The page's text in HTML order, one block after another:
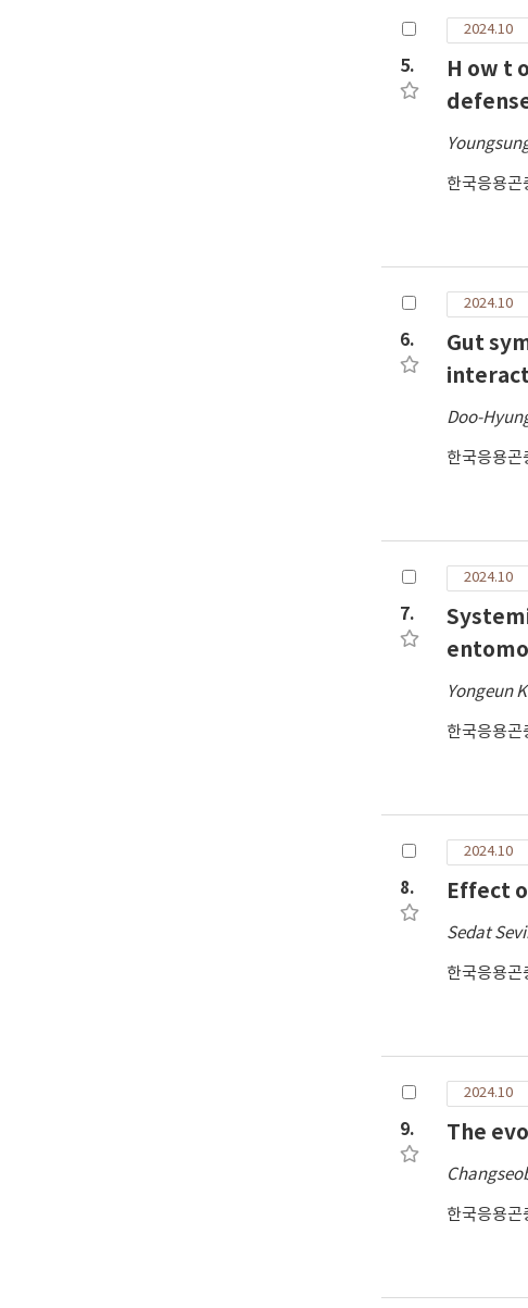
5.
2024.10
H ow t
한국응용곤
6.
2024.10
Gut
Doo-
한국응용곤
7.
2024.10
Yongeun
한국응용곤
8.
2024.10
Effect
Sedat
한국응용곤
9.
2024.10
The
한국응용곤